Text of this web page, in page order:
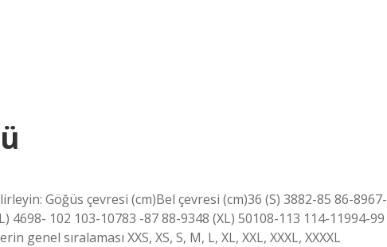
Göğüs çevresi (cm)Bel çevresi (cm)36 (S) 3882-85 86-8967-
4698- 102 103-10783 -87 88-9348 (XL) 50108-113 114-11994-99
genel sıralaması XXS, XS, S, M, L, XL, XXL, XXXL, XXXXL